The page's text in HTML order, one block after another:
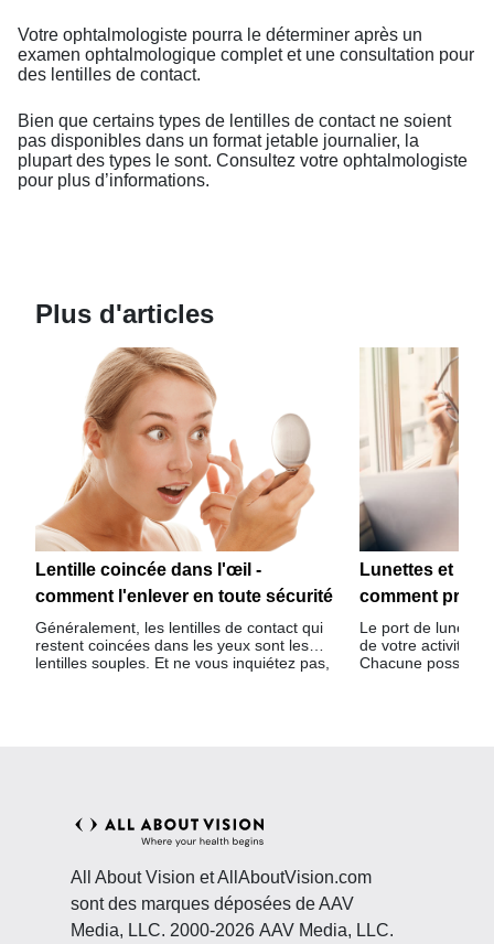
Votre ophtalmologiste pourra le déterminer après un
examen ophtalmologique complet et une consultation pour
des lentilles de contact.
Bien que certains types de lentilles de contact ne soient
pas disponibles dans un format jetable journalier, la
plupart des types le sont. Consultez votre ophtalmologiste
pour plus d’informations.
Plus d'articles
Lentille coincée dans l'œil -
comment l'enlever en toute sécurité
Généralement, les lentilles de contact qui
restent coincées dans les yeux sont les
lentilles souples. Et ne vous inquiétez pas,
Lunettes et
comment
Le port de
de votre activité et
Chacune possède
All About Vision et AllAboutVision.com
sont des marques déposées de AAV
Media, LLC. 2000-2026 AAV Media, LLC.